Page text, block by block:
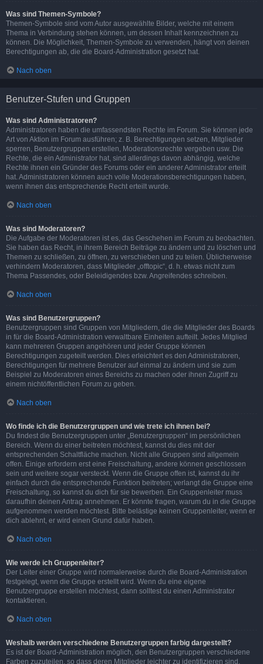
Was sind Themen-Symbole?
Themen-Symbole sind vom Autor ausgewählte Bilder, welche mit einem
Thema in Verbindung stehen können, um dessen Inhalt kennzeichnen zu
können. Die Möglichkeit, Themen-Symbole zu verwenden, hängt von deinen
Berechtigungen ab, die die Board-Administration gesetzt hat.
Nach oben
Benutzer-Stufen und Gruppen
Was sind Administratoren?
Administratoren haben die umfassendsten Rechte im Forum. Sie können jede
Art von Aktion im Forum ausführen; z. B. Berechtigungen setzen, Mitglieder
sperren, Benutzergruppen erstellen, Moderationsrechte vergeben usw. Die
Rechte, die ein Administrator hat, sind allerdings davon abhängig, welche
Rechte ihnen ein Gründer des Forums oder ein anderer Administrator erteilt
hat. Administratoren können auch volle Moderationsberechtigungen haben,
wenn ihnen das entsprechende Recht erteilt wurde.
Nach oben
Was sind Moderatoren?
Die Aufgabe der Moderatoren ist es, das Geschehen im Forum zu beobachten.
Sie haben das Recht, in ihrem Bereich Beiträge zu ändern und zu löschen und
Themen zu schließen, zu öffnen, zu verschieben und zu teilen. Üblicherweise
verhindern Moderatoren, dass Mitglieder „offtopic“, d. h. etwas nicht zum
Thema Passendes, oder Beleidigendes bzw. Angreifendes schreiben.
Nach oben
Was sind Benutzergruppen?
Benutzergruppen sind Gruppen von Mitgliedern, die die Mitglieder des Boards
in für die Board-Administration verwaltbare Einheiten aufteilt. Jedes Mitglied
kann mehreren Gruppen angehören und jeder Gruppe können
Berechtigungen zugeteilt werden. Dies erleichtert es den Administratoren,
Berechtigungen für mehrere Benutzer auf einmal zu ändern und sie zum
Beispiel zu Moderatoren eines Bereichs zu machen oder ihnen Zugriff zu
einem nichtöffentlichen Forum zu geben.
Nach oben
Wo finde ich die Benutzergruppen und wie trete ich ihnen bei?
Du findest die Benutzergruppen unter „Benutzergruppen“ im persönlichen
Bereich. Wenn du einer beitreten möchtest, kannst du dies mit der
entsprechenden Schaltfläche machen. Nicht alle Gruppen sind allgemein
offen. Einige erfordern erst eine Freischaltung, andere können geschlossen
sein und weitere sogar versteckt. Wenn die Gruppe offen ist, kannst du ihr
einfach durch die entsprechende Funktion beitreten; verlangt die Gruppe eine
Freischaltung, so kannst du dich für sie bewerben. Ein Gruppenleiter muss
daraufhin deinen Antrag annehmen. Er könnte fragen, warum du in die Gruppe
aufgenommen werden möchtest. Bitte belästige keinen Gruppenleiter, wenn er
dich ablehnt, er wird einen Grund dafür haben.
Nach oben
Wie werde ich Gruppenleiter?
Der Leiter einer Gruppe wird normalerweise durch die Board-Administration
festgelegt, wenn die Gruppe erstellt wird. Wenn du eine eigene
Benutzergruppe erstellen möchtest, dann solltest du einen Administrator
kontaktieren.
Nach oben
Weshalb werden verschiedene Benutzergruppen farbig dargestellt?
Es ist der Board-Administration möglich, den Benutzergruppen verschiedene
Farben zuzuteilen, so dass deren Mitglieder leichter zu identifizieren sind.